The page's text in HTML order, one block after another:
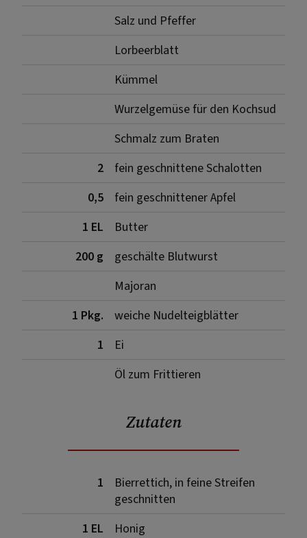
Salz und Pfeffer
Lorbeerblatt
Kümmel
Wurzelgemüse für den Kochsud
Schmalz zum Braten
2
fein geschnittene Schalotten
0,5
fein geschnittener Apfel
1 EL
Butter
200 g
geschälte Blutwurst
Majoran
1 Pkg.
weiche Nudelteigblätter
1
Ei
Öl zum Frittieren
Zutaten
1
Bierrettich, in feine Streifen
geschnitten
1 EL
Honig